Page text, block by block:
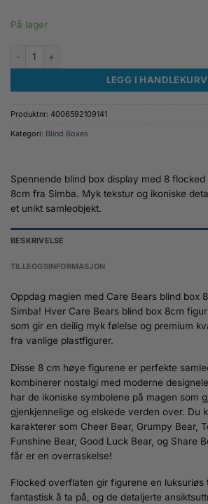
På lager
Care Bears Flocked Figures Unlock the Magic 8
LEGG I HANDLEKURV
Produktnr: 4006592109141
Kategori: Blind Boxes
Spennende blind box display med 8
8cm fra Simba. Myk tekstur og ikoniske
et unikt samleobjekt.
BESKRIVELSE
TILLEGGSINFORMASJON
Oppdag magien med Care Bears blind box
Simba! Hver Care Bears blind box 8cm
som gir en deilig myk følelse og premium
fra vanlige plastfigurer.
Disse 8 cm høye figurene er perfekte
kombinerer nostalgi med moderne
har de ikoniske symbolene på magen som
gjenkjennelige og elskede verden over. Du
karakterer som Cheer Bear, Grumpy Bear,
Funshine Bear, Good Luck Bear, og Share
får er en overraskelse!
Flocked overflaten gir figurene en luksuriøs
fantastisk å ta på, og de detaljerte